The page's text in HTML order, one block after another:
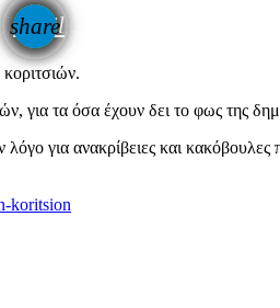
share
email
για τα όσα έχουν δει το φως της
για ανακρίβειες και
koritsion